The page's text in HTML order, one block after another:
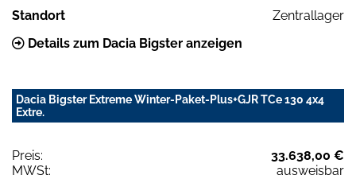
Standort
Zentrallager
Details zum Dacia Bigster anzeigen
Dacia Bigster Extreme Winter-Paket-Plus+GJR TCe 130 4x4
Extre.
Preis:
33.638,00 €
MWSt:
ausweisbar